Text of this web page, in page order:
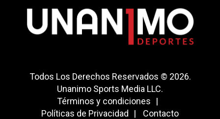
Todos Los Derechos Reservados © 2026.
Unanimo Sports Media LLC.
Términos y condiciones
Políticas de Privacidad
Contacto